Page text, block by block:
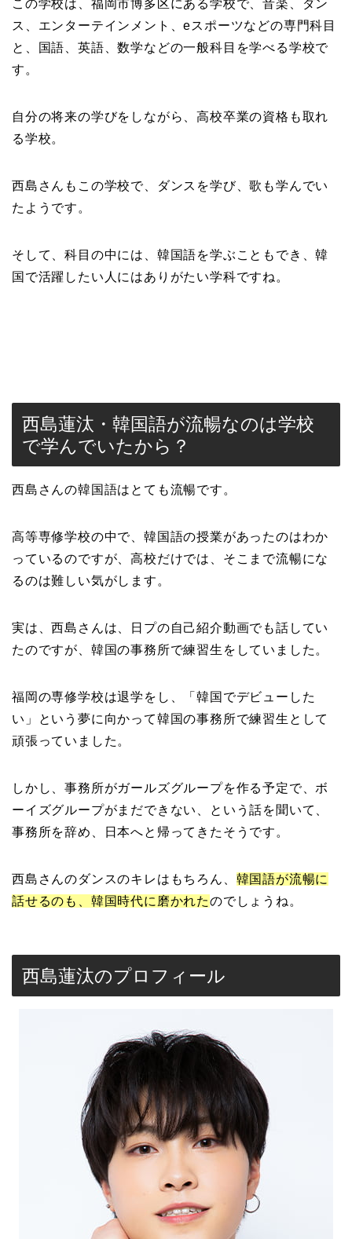
この学校は、福岡市博多区にある学校で、音楽、ダン
ス、エンターテインメント、eスポーツなどの専門科目
と、国語、英語、数学などの一般科目を学べる学校で
す。
自分の将来の学びをしながら、高校卒業の資格も取れ
る学校。
西島さんもこの学校で、ダンスを学び、歌も学んでい
たようです。
そして、科目の中には、韓国語を学ぶこともでき、韓
国で活躍したい人にはありがたい学科ですね。
西島蓮汰・韓国語が流暢なのは学校
で学んでいたから？
西島さんの韓国語はとても流暢です。
高等専修学校の中で、韓国語の授業があったのはわか
っているのですが、高校だけでは、そこまで流暢にな
るのは難しい気がします。
実は、西島さんは、日プの自己紹介動画でも話してい
たのですが、韓国の事務所で練習生をしていました。
福岡の専修学校は退学をし、「韓国でデビューした
い」という夢に向かって韓国の事務所で練習生として
頑張っていました。
しかし、事務所がガールズグループを作る予定で、ボ
ーイズグループがまだできない、という話を聞いて、
事務所を辞め、日本へと帰ってきたそうです。
西島さんのダンスのキレはもちろん、 韓国語が流暢に
話せるのも、韓国時代に磨かれたのでしょうね。
西島蓮汰のプロフィール